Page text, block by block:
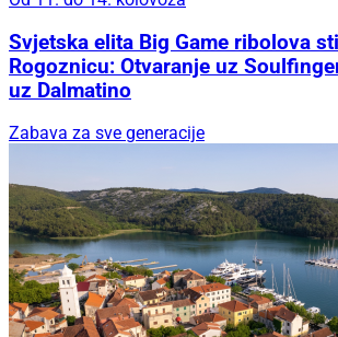
Svjetska elita Big Game ribolova
Rogoznicu: Otvaranje uz
uz Dalmatino
Zabava za sve generacije